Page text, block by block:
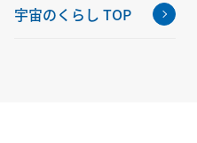
宇宙のくらし TOP